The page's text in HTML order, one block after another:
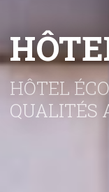
HÔTEL
QUALITÉS